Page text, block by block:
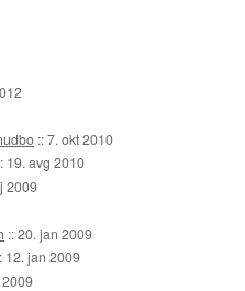
::7. okt 2010
19. avg 2010
2009
::20. jan 2009
12. jan 2009